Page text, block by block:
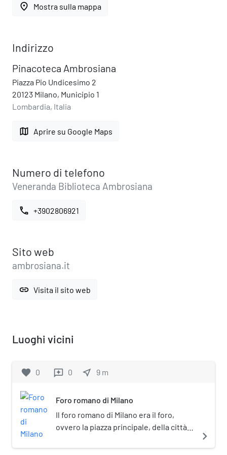
place Mostra sulla mappa
Indirizzo
Pinacoteca Ambrosiana
Piazza Pio Undicesimo 2
20123 Milano, Municipio 1
Lombardia, Italia
map Aprire su Google Maps
Numero di telefono
Veneranda Biblioteca Ambrosiana
call +3902806921
Sito web
ambrosiana.it
link Visita il sito web
Luoghi vicini
favorite 0 reviews 0 near_me 9 m
Foro romano di Milano
Il foro romano di Milano era il foro,
ovvero la piazza principale, della città
Milano). Realizzato nella prima metà del
navigate_next